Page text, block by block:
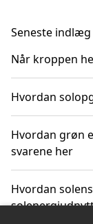
Seneste indlæg
Når kroppen
Hvordan
Hvordan grøn
svarene her
Hvordan